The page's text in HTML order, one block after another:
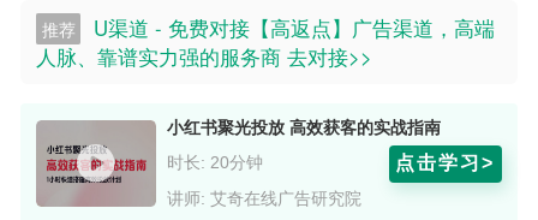
推荐
U渠道 - 免费对接【高返点】广告渠道，高端
人脉、靠谱实力强的服务商 去对接>>
小红书聚光投放 高效获客的实战指南
时长: 20分钟
讲师: 艾奇在线广告研究院
点击学习>